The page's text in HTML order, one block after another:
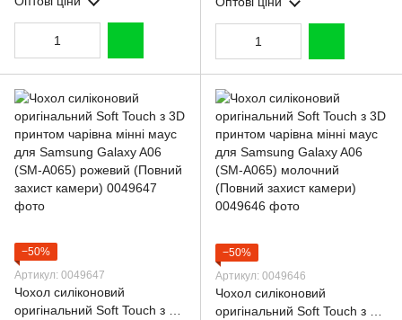
захист камери)
−50%
Артикул: 0049647
Чохол силіконовий
оригінальний Soft Touch з 3D
−50%
Артикул: 0049646
Чохол силіконовий
оригінальний Soft Touch з 3D